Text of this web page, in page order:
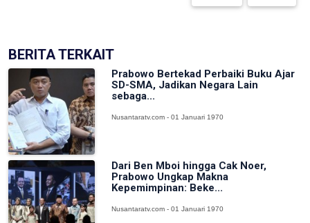
BERITA TERKAIT
Prabowo Bertekad Perbaiki Buku Ajar
SD-SMA, Jadikan Negara Lain
sebaga...
Nusantaratv.com - 01 Januari 1970
Dari Ben Mboi hingga Cak Noer,
Prabowo Ungkap Makna
Kepemimpinan: Beke...
Nusantaratv.com - 01 Januari 1970